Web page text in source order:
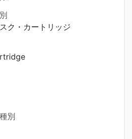
ク・カートリッジ
別